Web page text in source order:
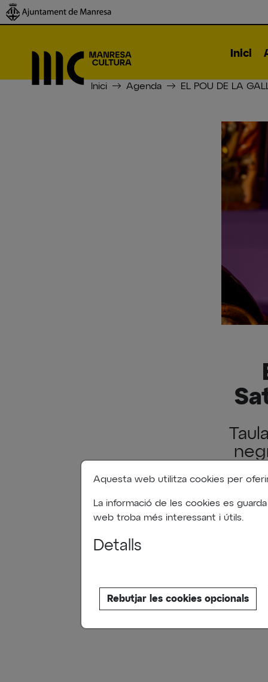
Aquesta web utilitza cookies per
La informació de les cookies es
web troba més interessant i útils.
Detalls
Rebutjar les cookies opcionals
Inici
Inici Agenda EL POU DE LA
📍 Sala